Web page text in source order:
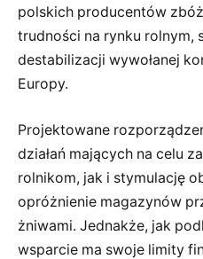
polskich producentów
trudności na rynku rolnym,
destabilizacji wywołanej
Europy.
Projektowane
działań mających na celu
rolnikom, jak i stymulację
opróżnienie magazynów
żniwami. Jednakże, jak
wsparcie ma swoje limity